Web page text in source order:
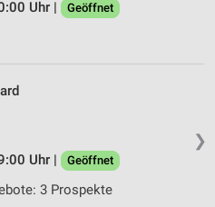
Uhr |
Geöffnet
❯
Uhr |
Geöffnet
3 Prospekte
Inhalten
Statistiken oder